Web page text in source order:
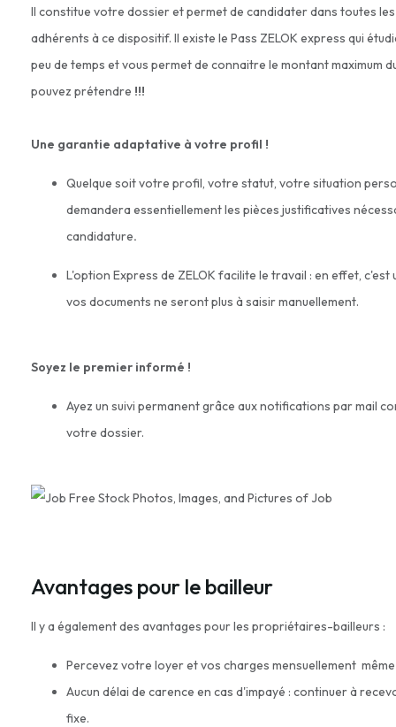
Il constitue votre dossier et permet de candidater dans toutes
adhérents à ce dispositif. Il existe le Pass ZELOK express qui
peu de temps et vous permet de connaitre le montant maximum
pouvez prétendre !!!
Une garantie adaptative à votre profil !
Quelque soit votre profil, votre statut, votre situation
demandera essentiellement les pièces justificatives
candidature.
L'option Express de ZELOK facilite le travail : en effet, c'est
vos documents ne seront plus à saisir manuellement.
Soyez le premier informé !
Ayez un suivi permanent grâce aux notifications par mail
votre dossier.
Avantages pour le bailleur
Il y a également des avantages pour les propriétaires-bailleurs :
Percevez votre loyer et vos charges mensuellement même
Aucun délai de carence en cas d'impayé : continuer à
fixe.